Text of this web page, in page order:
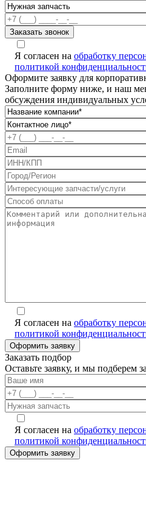
Я согласен на обработку
политикой
Оформите заявку для
Заполните форму ниже, и наш
обсуждения индивидуальных
Я согласен на обработку
политикой
Заказать подбор
Оставьте заявку, и мы подберем
Я согласен на обработку
политикой